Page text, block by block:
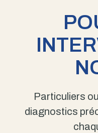
Particuliers
diagnostics